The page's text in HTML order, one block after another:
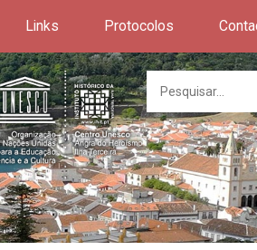
Links Protocolos